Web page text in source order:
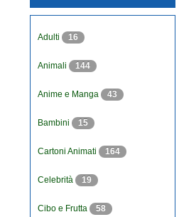
Adulti 16
Animali 144
Anime e Manga 43
Bambini 15
Cartoni Animati 164
Celebrità 19
Cibo e Frutta 58